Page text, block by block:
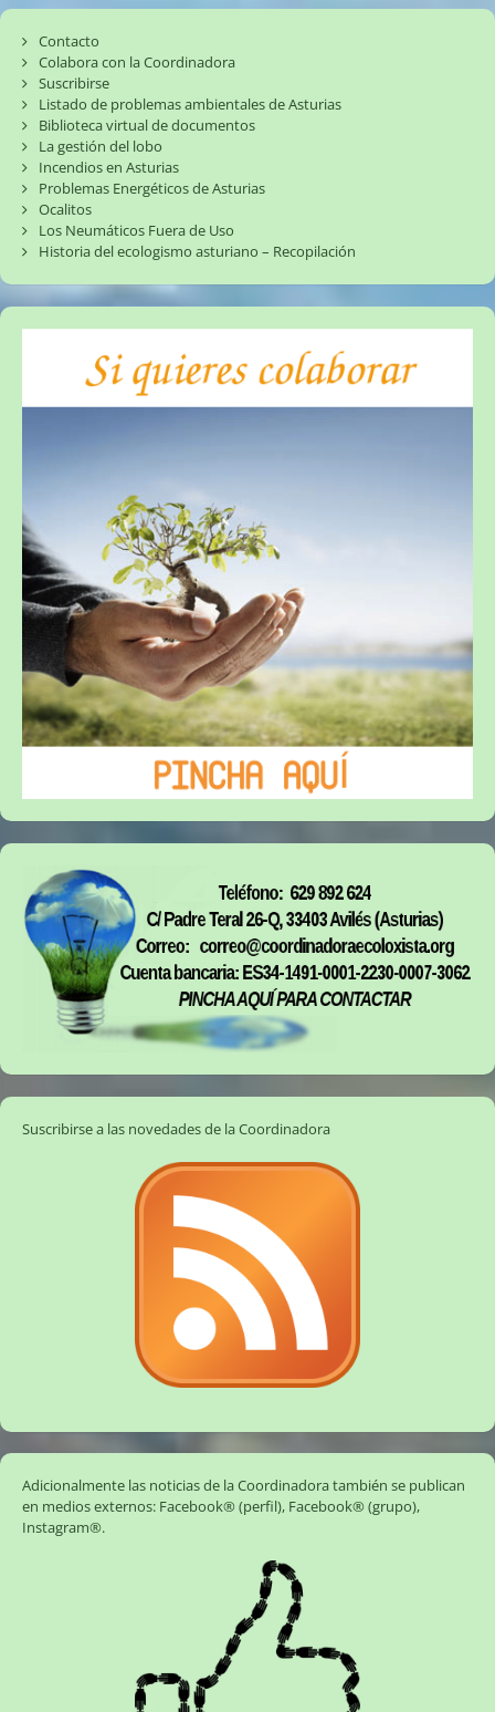
Contacto
Colabora con la Coordinadora
Suscribirse
Listado de problemas ambientales de Asturias
Biblioteca virtual de documentos
La gestión del lobo
Incendios en Asturias
Problemas Energéticos de Asturias
Ocalitos
Los Neumáticos Fuera de Uso
Historia del ecologismo asturiano – Recopilación
Suscribirse a las novedades de la Coordinadora
Adicionalmente las noticias de la Coordinadora también se publican
en medios externos: Facebook® (perfil), Facebook® (grupo),
Instagram®.